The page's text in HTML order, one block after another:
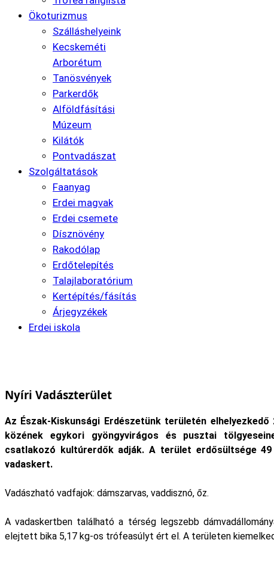
Ökoturizmus
Szálláshelyeink
Kecskeméti
Arborétum
Tanösvények
Parkerdők
Alföldfásítási
Múzeum
Kilátók
Pontvadászat
Szolgáltatások
Faanyag
Erdei magvak
Erdei csemete
Dísznövény
Rakodólap
Erdőtelepítés
Talajlaboratórium
Kertépítés/fásítás
Árjegyzékek
Erdei iskola
Nyíri Vadászterület
Az Észak-Kiskunsági Erdészetünk területén
közének egykori gyöngyvirágos és pusztai
csatlakozó kultúrerdők adják. A terület erdősültsége
vadaskert.
Vadászható vadfajok: dámszarvas, vaddisznó, őz.
A vadaskertben található a térség legszebb
elejtett bika 5,17 kg-os trófeasúlyt ért el. A területen